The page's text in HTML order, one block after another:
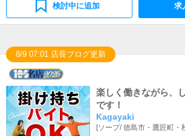
検討中に追加 求
8/9 07:01 店長ブログ更新
楽しく働きながら、
です！
Kagayaki
[ソープ/徳島市・鷹匠町・